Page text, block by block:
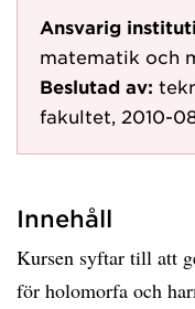
Ansvarig
matematik och
Beslutad av:
fakultet, 2010-
Innehåll
Kursen syftar till att
för holomorfa och